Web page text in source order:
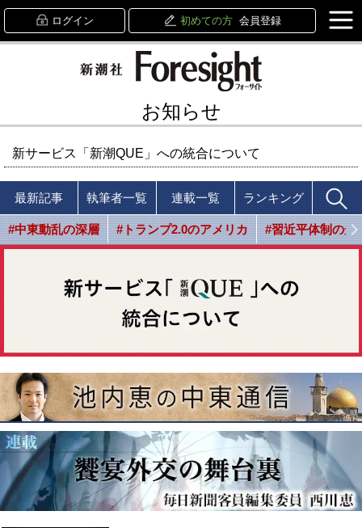
ログイン 初めての方 会員登録
お知らせ
新サービス「新潮QUE」への統合について
最新記事 執筆者一覧 連載一覧 ランキング
#中東動乱の深層 #トランプ2.0のアメリカ #習近平体制の光